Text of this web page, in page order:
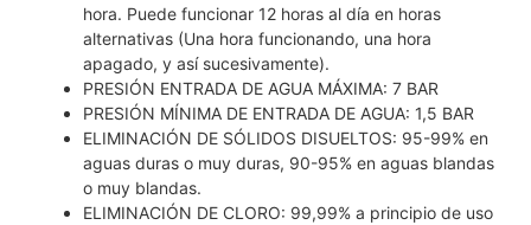
hora. Puede funcionar 12 horas al día en horas
alternativas (Una hora funcionando, una hora
apagado, y así sucesivamente).
PRESIÓN ENTRADA DE AGUA MÁXIMA: 7 BAR
PRESIÓN MÍNIMA DE ENTRADA DE AGUA: 1,5 BAR
ELIMINACIÓN DE SÓLIDOS DISUELTOS: 95-99% en
aguas duras o muy duras, 90-95% en aguas blandas
o muy blandas.
ELIMINACIÓN DE CLORO: 99,99% a principio de uso